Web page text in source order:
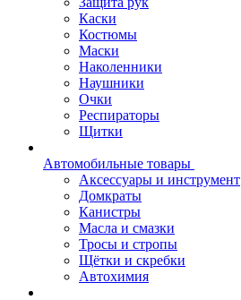
Каски
Костюмы
Маски
Наколенники
Наушники
Очки
Респираторы
Щитки
Автомобильные товары
Аксессуары и инструмент
Домкраты
Канистры
Масла и смазки
Тросы и стропы
Щётки и скребки
Автохимия